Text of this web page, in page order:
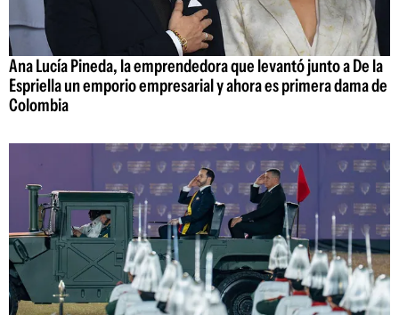
Ana Lucía Pineda, la emprendedora que levantó junto a De la
Espriella un emporio empresarial y ahora es primera dama de
Colombia